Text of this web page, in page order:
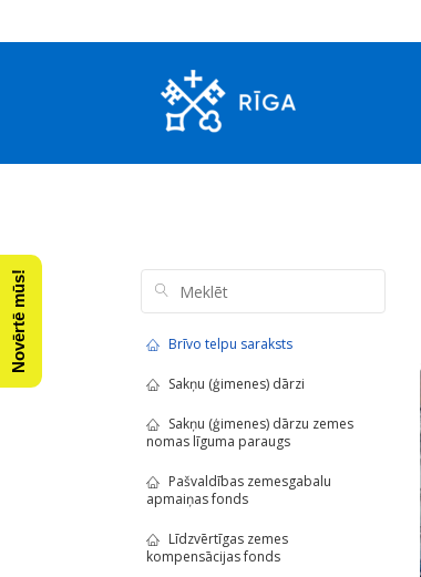
Brīvo telpu saraksts
Sakņu (ģimenes) dārzi
Sakņu (ģimenes) dārzu zemes
nomas līguma paraugs
Pašvaldības zemesgabalu
apmaiņas fonds
Līdzvērtīgas zemes
kompensācijas fonds
Novērtē mūs!